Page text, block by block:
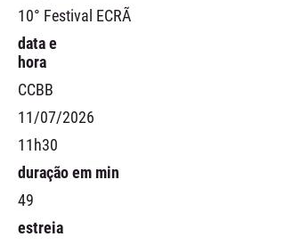
10° Festival ECRÃ
data e
hora
CCBB
11/07/2026
11h30
duração em min
49
estreia